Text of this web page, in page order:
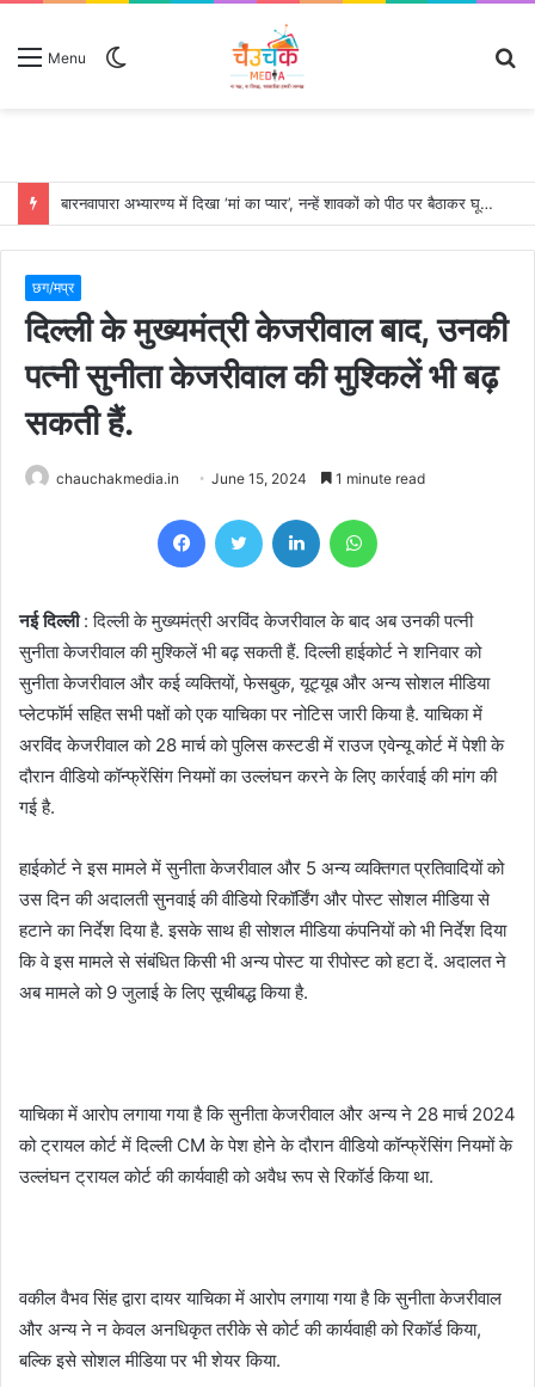
Menu
बारनवापारा अभ्यारण्य में दिखा ‘मां का प्यार’, नन्हें शावकों को पीठ पर बैठाकर घूमती दिखी मादा भालू
छग/मप्र
दिल्ली के मुख्यमंत्री केजरीवाल बाद, उनकी
पत्नी सुनीता केजरीवाल की मुश्किलें भी बढ़
सकती हैं.
chauchakmedia.in June 15, 2024 1 minute read
FacebookTwitter LinkedIn
नई दिल्ली: दिल्ली के मुख्यमंत्री अरविंद केजरीवाल के बाद अब उनकी पत्नी
सुनीता केजरीवाल की मुश्किलें भी बढ़ सकती हैं. दिल्ली हाईकोर्ट ने शनिवार को
सुनीता केजरीवाल और कई व्यक्तियों, फेसबुक, यूट्यूब और अन्य सोशल मीडिया
प्लेटफॉर्म सहित सभी पक्षों को एक याचिका पर नोटिस जारी किया है. याचिका में
अरविंद केजरीवाल को 28 मार्च को पुलिस कस्टडी में राउज एवेन्यू कोर्ट में पेशी के
दौरान वीडियो कॉन्फ्रेंसिंग नियमों का उल्लंघन करने के लिए कार्रवाई की मांग की
गई है.
हाईकोर्ट ने इस मामले में सुनीता केजरीवाल और 5 अन्य व्यक्तिगत प्रतिवादियों को
उस दिन की अदालती सुनवाई की वीडियो रिकॉर्डिंग और पोस्ट सोशल मीडिया से
हटाने का निर्देश दिया है. इसके साथ ही सोशल मीडिया कंपनियों को भी निर्देश दिया
कि वे इस मामले से संबंधित किसी भी अन्य पोस्ट या रीपोस्ट को हटा दें. अदालत ने
अब मामले को 9 जुलाई के लिए सूचीबद्ध किया है.
याचिका में आरोप लगाया गया है कि सुनीता केजरीवाल और अन्य ने 28 मार्च 2024
को ट्रायल कोर्ट में दिल्ली CM के पेश होने के दौरान वीडियो कॉन्फ्रेंसिंग नियमों के
उल्लंघन ट्रायल कोर्ट की कार्यवाही को अवैध रूप से रिकॉर्ड किया था.
वकील वैभव सिंह द्वारा दायर याचिका में आरोप लगाया गया है कि सुनीता केजरीवाल
और अन्य ने न केवल अनधिकृत तरीके से कोर्ट की कार्यवाही को रिकॉर्ड किया,
बल्कि इसे सोशल मीडिया पर भी शेयर किया.